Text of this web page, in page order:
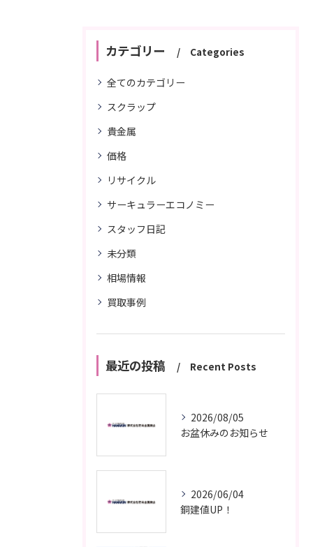
カテゴリー Categories
全てのカテゴリー
スクラップ
貴金属
価格
リサイクル
サーキュラーエコノミー
スタッフ日記
未分類
相場情報
買取事例
最近の投稿 Recent Posts
2026/08/05
お盆休みのお知らせ
2026/06/04
銅建値UP！